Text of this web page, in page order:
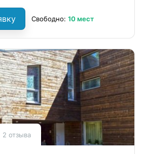
Свободно: 10 мест
2 отзыва